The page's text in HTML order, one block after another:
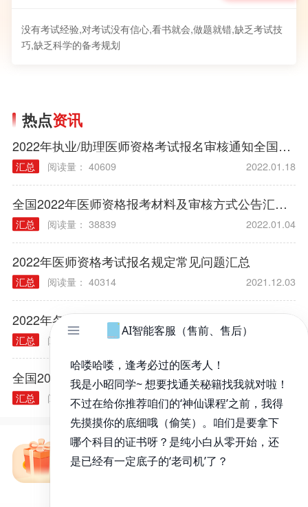
没有考试经验,对考试没有信心,看书就会,做题就错,缺乏考试技
巧,缺乏科学的备考规划
热点资讯
2022年执业/助理医师资格考试报名审核通知全国汇总
汇总 阅读量： 40609 2022.01.18
全国2022年医师资格报考材料及审核方式公告汇总（各考区）
汇总 阅读量： 38839 2022.01.04
2022年医师资格考试报名规定常见问题汇总
汇总 阅读量： 40314 2021.12.03
2022年各类执业/助理医师实践技能大纲汇总
汇总 阅读量： 40240
全国2021年医师资格考试合格证书领取/发放通知汇总
汇总 阅读量： 40302 2022.03.23
免费备考资料包